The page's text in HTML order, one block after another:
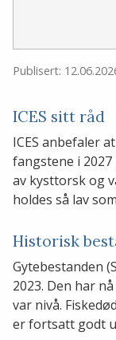
Publisert:
ICES sitt råd
ICES anbefaler
fangstene i
av kysttorsk og
holdes så lav
Historisk
Gytebestanden
2023. Den har
var nivå.
er fortsatt godt